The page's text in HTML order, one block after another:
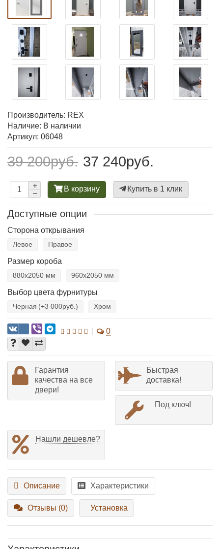
Производитель: REX
Наличие: В наличии
Артикул: 06048
39 200руб. 37 240руб.
В корзину Купить в 1 клик
Доступные опции
Сторона открывания
Левое Правое
Размер короба
880х2050 мм 960х2050 мм
Выбор цвета фурнитуры
Черная (+3 000руб.) Хром
0
Гарантия
качества на все
двери!
Быстрая
доставка!
Под ключ!
Нашли дешевле?
Описание Характеристики
Отзывы (0) Установка